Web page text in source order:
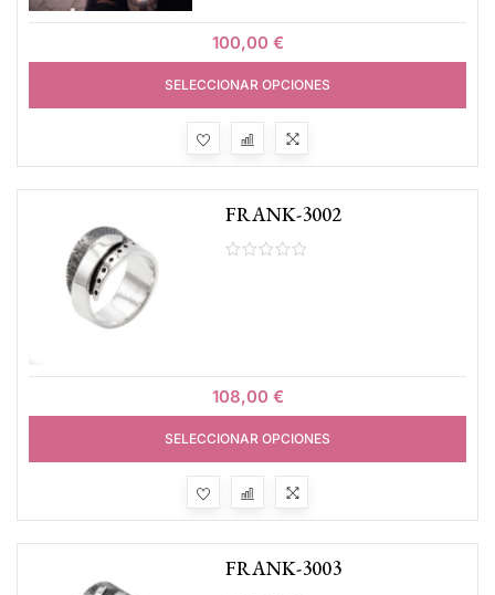
100,00 €
SELECCIONAR OPCIONES
FRANK-3002
108,00 €
SELECCIONAR OPCIONES
FRANK-3003